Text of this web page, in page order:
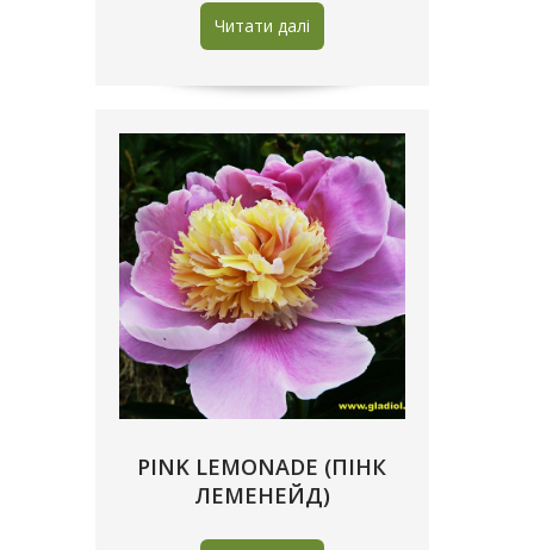
Читати далі
PINK LEMONADE (ПІНК
ЛЕМЕНЕЙД)